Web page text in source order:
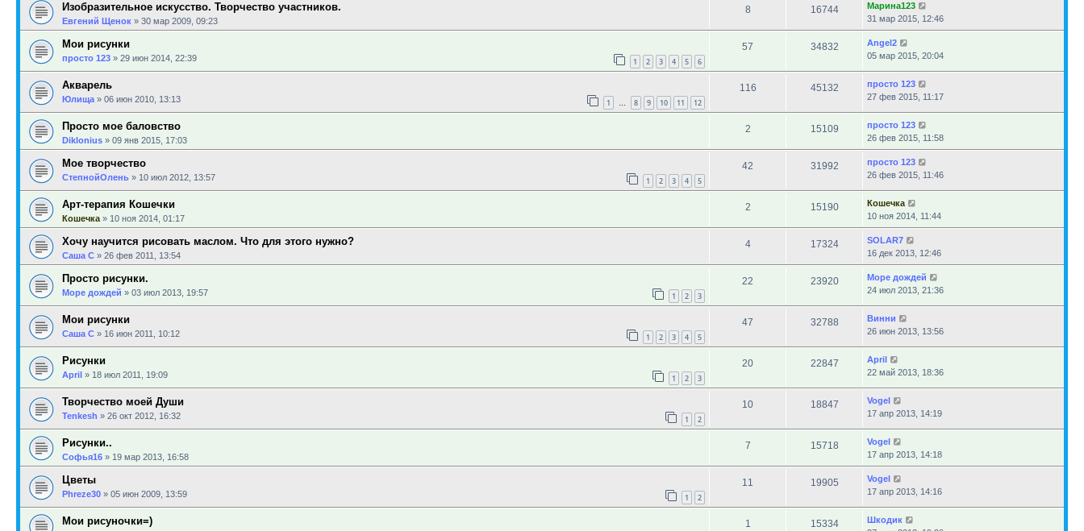
Изобразительное искусство. Творчество участников.
Евгений Щенок » 30 мар 2009, 09:23
8 16744
Марина123
31 мар 2015, 12:46
Мои рисунки
просто 123 » 29 июн 2014, 22:39 1 2 3 4 5 6
57 34832
Angel2
05 мар 2015, 20:04
Акварель
Юлища » 06 июн 2010, 13:13 1 … 8 9 10 11 12
116 45132
просто 123
27 фев 2015, 11:17
Просто мое баловство
Diklonius » 09 янв 2015, 17:03
2 15109
просто 123
26 фев 2015, 11:58
Мое творчество
СтепнойОлень » 10 июл 2012, 13:57 1 2 3 4 5
42 31992
просто 123
26 фев 2015, 11:46
Арт-терапия Кошечки
Кошечка » 10 ноя 2014, 01:17
2 15190
Кошечка
10 ноя 2014, 11:44
Хочу научится рисовать маслом. Что для этого нужно?
Саша С » 26 фев 2011, 13:54
4 17324
SOLAR7
16 дек 2013, 12:46
Просто рисунки.
Море дождей » 03 июл 2013, 19:57 1 2 3
22 23920
Море дождей
24 июл 2013, 21:36
Мои рисунки
Саша С » 16 июн 2011, 10:12 1 2 3 4 5
47 32788
Винни
26 июн 2013, 13:56
Рисунки
April » 18 июл 2011, 19:09 1 2 3
20 22847
April
22 май 2013, 18:36
Творчество моей Души
Tenkesh » 26 окт 2012, 16:32 1 2
10 18847
Vogel
17 апр 2013, 14:19
Рисунки..
Софья16 » 19 мар 2013, 16:58
7 15718
Vogel
17 апр 2013, 14:18
Цветы
Phreze30 » 05 июн 2009, 13:59 1 2
11 19905
Vogel
17 апр 2013, 14:16
Мои рисуночки=) 1 15334
Шкодик